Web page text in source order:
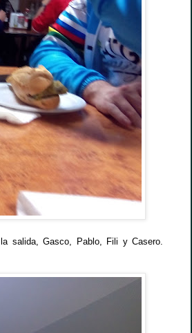
salida, Gasco, Pablo, Fili y Casero.